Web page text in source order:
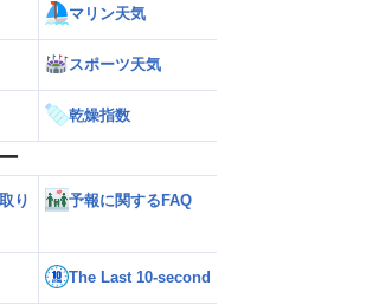
猛烈な雨と激しい雷雨】新潟は線状降
水帯が発生のおそれも＜気象防災速報・
マリン天気
スポーツ天気
乾燥指数
り
予報に関するFAQ
The Last 10-second